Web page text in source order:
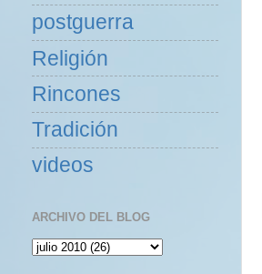
postguerra
Religión
Rincones
Tradición
videos
ARCHIVO DEL BLOG